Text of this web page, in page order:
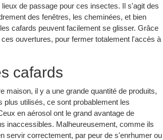
de passage pour ces insectes. Il s'agit des
des fenêtres, les cheminées, et bien
cafards peuvent facilement se glisser. Grâce
ouvertures, pour fermer totalement l'accès à
cafards
maison, il y a une grande quantité de produits,
utilisés, ce sont probablement les
en aérosol ont le grand avantage de
inaccessibles. Malheureusement, comme ils
servir correctement, par peur de s'enrhumer ou